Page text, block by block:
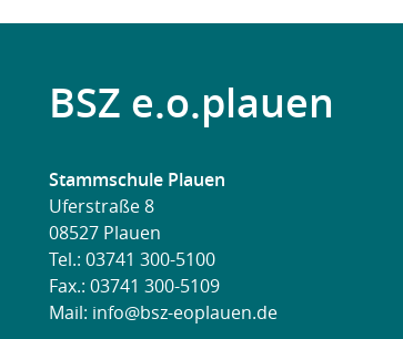
BSZ e.o.plauen
Stammschule Plauen
Uferstraße 8
08527 Plauen
Tel.: 03741 300-5100
Fax.: 03741 300-5109
Mail: info@bsz-eoplauen.de